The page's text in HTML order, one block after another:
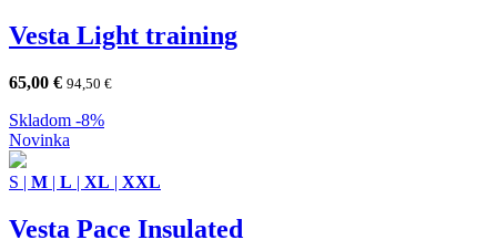
Vesta Light training
65,00 € 94,50 €
Skladom -8%
Novinka
S | M | L | XL | XXL
Vesta Pace Insulated